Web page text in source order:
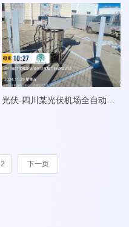
光伏-四川某光伏机场全自动巡
2 下一页